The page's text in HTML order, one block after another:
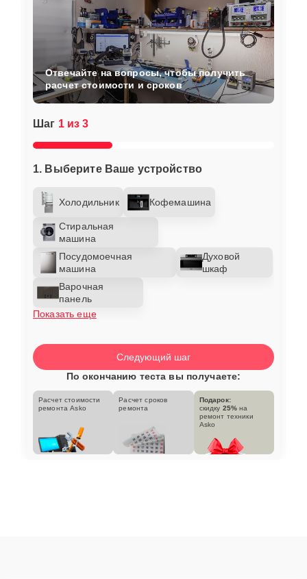
Шаг 1 из 3
1. Выберите Ваше устройство
Холодильник Кофемашина
Стиральная
машина
Посудомоечная
машина
Духовой
шкаф
Варочная
панель
Показать еще
Отвечайте на вопросы, чтобы получить
расчет стоимости и сроков
Следующий шаг
По окончанию теста вы получаете:
Расчет стоимости
ремонта Asko
Расчет сроков
ремонта
Подарок:
скидку 25% на
ремонт техники
Asko